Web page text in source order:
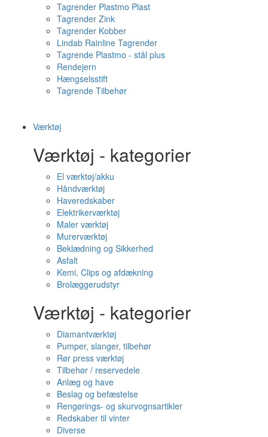
Tagrender Plastmo Plast
Tagrender Zink
Tagrender Kobber
Lindab Rainline Tagrender
Tagrende Plastmo - stål plus
Rendejern
Hængselsstift
Tagrende Tilbehør
Værktøj
Værktøj - kategorier
El værktøj/akku
Håndværktøj
Haveredskaber
Elektrikerværktøj
Maler værktøj
Murerværktøj
Beklædning og Sikkerhed
Asfalt
Kemi, Clips og afdækning
Brolæggerudstyr
Værktøj - kategorier
Diamantværktøj
Pumper, slanger, tilbehør
Rør press værktøj
Tilbehør / reservedele
Anlæg og have
Beslag og befæstelse
Rengørings- og skurvognsartikler
Redskaber til vinter
Diverse